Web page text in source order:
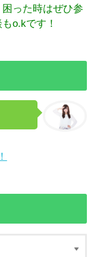
った時はぜひ参
o.kです！